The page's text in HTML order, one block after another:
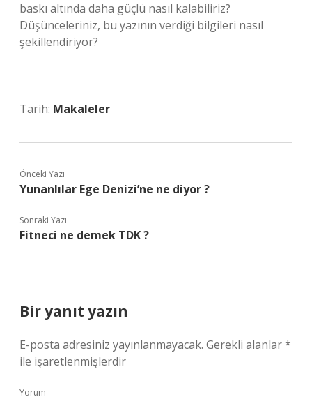
baskı altında daha güçlü nasıl kalabiliriz?
Düşünceleriniz, bu yazının verdiği bilgileri nasıl
şekillendiriyor?
Tarih: Makaleler
Önceki Yazı
Yunanlılar Ege Denizi’ne ne diyor ?
Sonraki Yazı
Fitneci ne demek TDK ?
Bir yanıt yazın
E-posta adresiniz yayınlanmayacak. Gerekli alanlar*
ile işaretlenmişlerdir
Yorum